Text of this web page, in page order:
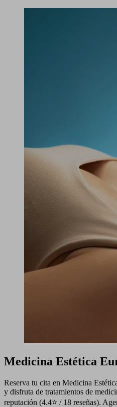
Medicina Estética
Reserva tu cita en Medicina
y disfruta de tratamientos de
reputación (4.4⭐ / 18 reseñas).